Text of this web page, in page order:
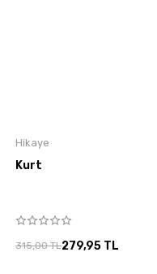
Hikaye
Kurt
315,00 TL279,95 TL